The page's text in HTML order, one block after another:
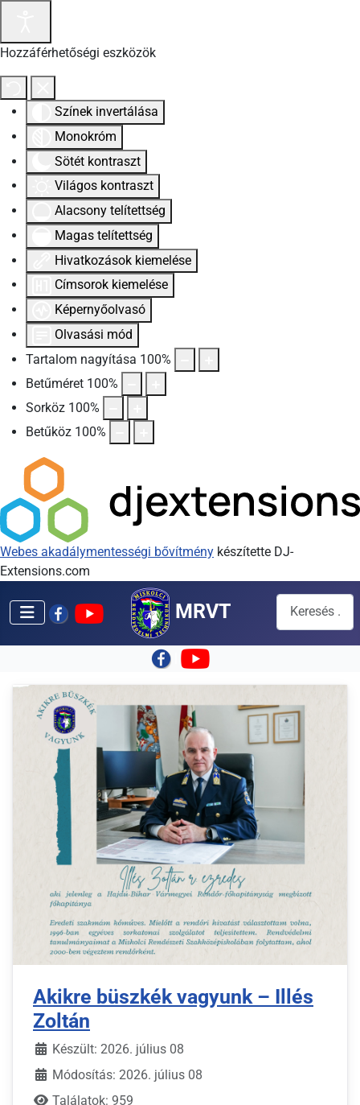
Hozzáférhetőségi eszközök
Színek invertálása
Monokróm
Sötét kontraszt
Világos kontraszt
Alacsony telítettség
Magas telítettség
Hivatkozások kiemelése
Címsorok kiemelése
Képernyőolvasó
Olvasási mód
Tartalom nagyítása 100%
Betűméret 100%
Sorköz 100%
Betűköz 100%
Webes akadálymentességi bővítmény készítette DJ-
Extensions.com
MRVT Keresés...
Akikre büszkék vagyunk – Illés
Zoltán
Készült: 2026. július 08
Módosítás: 2026. július 08
Találatok: 959